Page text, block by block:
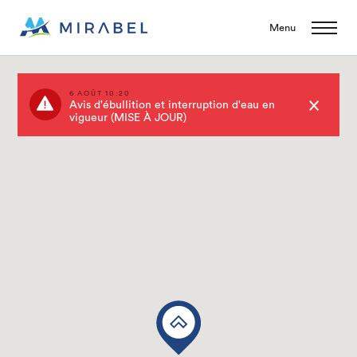
Menu
6 AOÛT 10:20
Avis d'ébullition et interruption d'eau en
vigueur (MISE À JOUR)